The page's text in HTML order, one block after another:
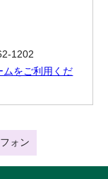
1202
ムをご利用くだ
ォン